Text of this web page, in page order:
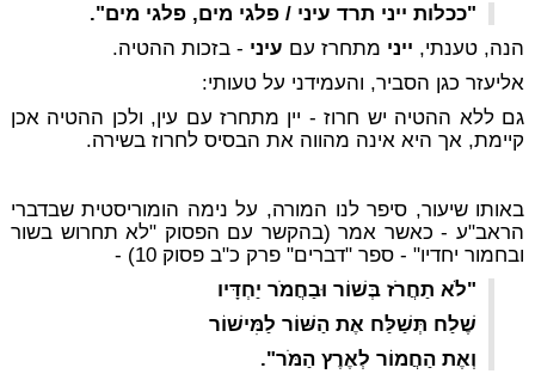
"ככלות ייני תרד עיני / פלגי מים, פלגי מים".
הנה, טענתי, ייני מתחרז עם עיני - בזכות ההטיה.
אליעזר כגן הסביר, והעמידני על טעותי:
גם ללא ההטיה יש חרוז - יין מתחרז עם עין, ולכן ההטיה אכן
קיימת, אך היא אינה מהווה את הבסיס לחרוז בשירה.
באותו שיעור, סיפר לנו המורה, על נימה הומוריסטית שבדברי
הראב"ע - כאשר אמר (בהקשר עם הפסוק "לא תחרוש בשור
ובחמור יחדיו" - ספר "דברים" פרק כ"ב פסוק 10) -
"לֹא תַחֲרֹז בְּשׁוֹר וּבַחֲמֹר יַחְדָּיו
שֶׁלַח תְּשַׁלַּח אֶת הַשּׁוֹר לַמִּישׁוֹר
וְאֶת הַחֲמוֹר לְאֶרֶץ הַמֹּר".